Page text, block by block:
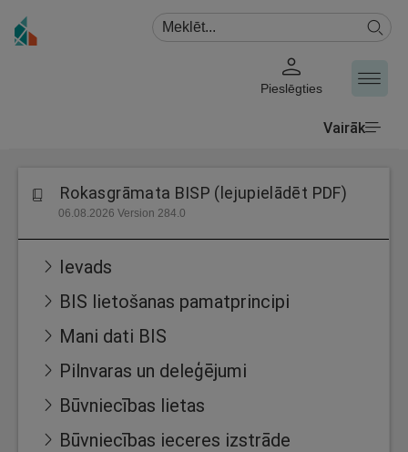
Pieslēgties
Vairāk
Rokasgrāmata BISP (lejupielādēt PDF)
06.08.2026 Version 284.0
Ievads
BIS lietošanas pamatprincipi
Mani dati BIS
Pilnvaras un deleģējumi
Būvniecības lietas
Būvniecības ieceres izstrāde